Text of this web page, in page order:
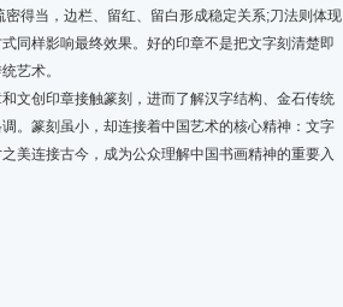
得当，边栏、留红、留白形成稳定关系;刀法则体现
同样影响最终效果。好的印章不是把文字刻清楚即
艺术。
文创印章接触篆刻，进而了解汉字结构、金石传统
。篆刻虽小，却连接着中国艺术的核心精神：文字
美连接古今，成为公众理解中国书画精神的重要入